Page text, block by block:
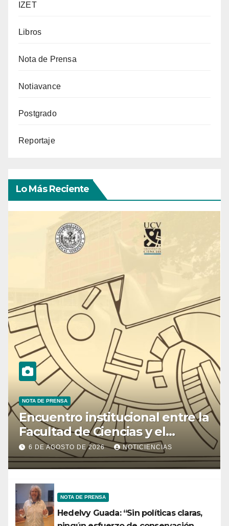
IZET
Libros
Nota de Prensa
Notiavance
Postgrado
Reportaje
Lo Más Reciente
NOTA DE PRENSA
Encuentro institucional entre la
Facultad de Ciencias y el
Ministerio de Ciencia y
Tecnología
6 DE AGOSTO DE 2026 NOTICIENCIAS
NOTA DE PRENSA
Hedelvy Guada: “Sin políticas claras,